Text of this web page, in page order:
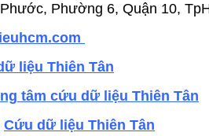
Phường 6, Quận 10,
liệu Thiên Tân
tâm cứu dữ liệu Thiên Tân
Cứu dữ liệu Thiên Tân